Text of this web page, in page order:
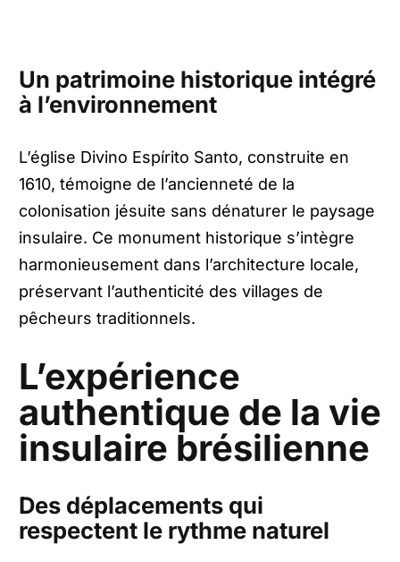
Un patrimoine historique intégré
à l’environnement
L’église Divino Espírito Santo, construite en
1610, témoigne de l’ancienneté de la
colonisation jésuite sans dénaturer le paysage
insulaire. Ce monument historique s’intègre
harmonieusement dans l’architecture locale,
préservant l’authenticité des villages de
pêcheurs traditionnels.
L’expérience
authentique de la vie
insulaire brésilienne
Des déplacements qui
respectent le rythme naturel